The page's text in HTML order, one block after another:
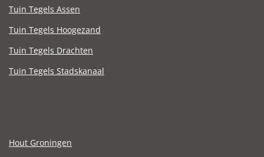
Tuin Tegels Assen
Tuin Tegels Hoogezand
Tuin Tegels Drachten
Tuin Tegels Stadskanaal
Hout Groningen